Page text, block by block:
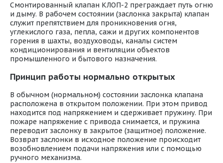
Смонтированный клапан КЛОП-2 преграждает путь огню
и дыму. В рабочем состоянии (заслонка закрыта) клапан
служит препятствием для проникновения огня,
углекислого газа, пепла, сажи и других компонентов
горения в шахты, воздуховоды, каналы систем
кондиционирования и вентиляции объектов
промышленного и бытового назначения.
Принцип работы нормально открытых
В обычном (нормальном) состоянии заслонка клапана
расположена в открытом положении. При этом привод
находится под напряжением и сдерживает пружину. При
пожаре напряжение с привода снимается, и пружина
переводит заслонку в закрытое (защитное) положение.
Возврат заслонки в исходное положение происходит
возобновлением подачи напряжения или с помощью
ручного механизма.